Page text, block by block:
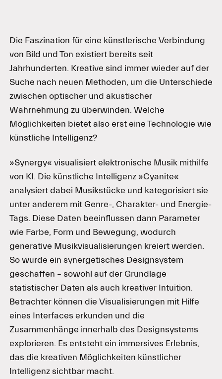
Die Faszination für eine künstlerische Verbindung
von Bild und Ton existiert bereits seit
Jahrhunderten. Kreative sind immer wieder auf der
Suche nach neuen Methoden, um die Unterschiede
zwischen optischer und akustischer
Wahrnehmung zu überwinden. Welche
Möglichkeiten bietet also erst eine Technologie wie
künstliche Intelligenz?
»Synergy« visualisiert elektronische Musik mithilfe
von KI. Die künstliche Intelligenz »Cyanite«
analysiert dabei Musikstücke und kategorisiert sie
unter anderem mit Genre-, Charakter- und Energie-
Tags. Diese Daten beeinflussen dann Parameter
wie Farbe, Form und Bewegung, wodurch
generative Musikvisualisierungen kreiert werden.
So wurde ein synergetisches Designsystem
geschaffen – sowohl auf der Grundlage
statistischer Daten als auch kreativer Intuition.
Betrachter können die Visualisierungen mit Hilfe
eines Interfaces erkunden und die
Zusammenhänge innerhalb des Designsystems
explorieren. Es entsteht ein immersives Erlebnis,
das die kreativen Möglichkeiten künstlicher
Intelligenz sichtbar macht.